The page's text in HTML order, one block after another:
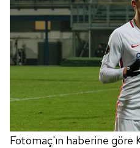
Fotomaç'ın haberine göre